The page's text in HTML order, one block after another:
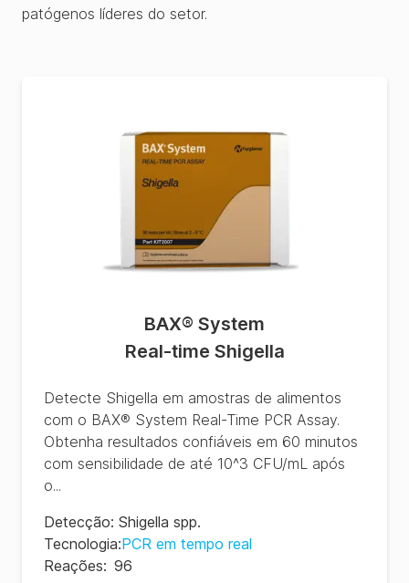
patógenos líderes do setor.
BAX® System
Real-time Shigella
Detecte Shigella em amostras de alimentos
com o BAX® System Real-Time PCR Assay.
Obtenha resultados confiáveis em 60 minutos
com sensibilidade de até 10^3 CFU/mL após
o...
Detecção: Shigella spp.
Tecnologia:PCR em tempo real
Reações: 96